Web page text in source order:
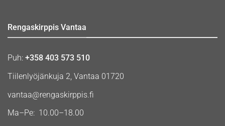
Rengaskirppis Vantaa
Puh: +358 403 573 510
Tiilenlyöjänkuja 2, Vantaa 01720
vantaa@rengaskirppis.fi
Ma–Pe: 10.00–18.00